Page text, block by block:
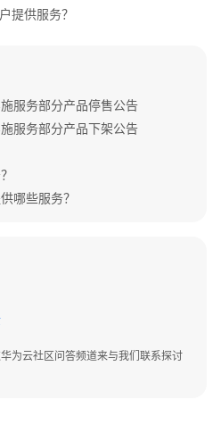
提供服务？
服务部分产品停售公告
服务部分产品下架公告
哪些服务？
为云社区问答频道来与我们联系探讨